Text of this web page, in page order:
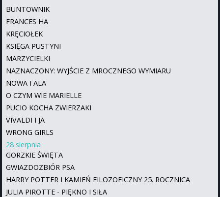
BUNTOWNIK
FRANCES HA
KRĘCIOŁEK
KSIĘGA PUSTYNI
MARZYCIELKI
NAZNACZONY: WYJŚCIE Z MROCZNEGO WYMIARU
NOWA FALA
O CZYM WIE MARIELLE
PUCIO KOCHA ZWIERZAKI
VIVALDI I JA
WRONG GIRLS
28 sierpnia
GORZKIE ŚWIĘTA
GWIAZDOZBIÓR PSA
HARRY POTTER I KAMIEŃ FILOZOFICZNY 25. ROCZNICA
JULIA PIROTTE - PIĘKNO I SIŁA